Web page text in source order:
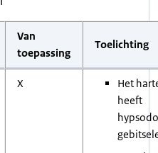
Van
toepassing
Toelichting
X
Het
heeft